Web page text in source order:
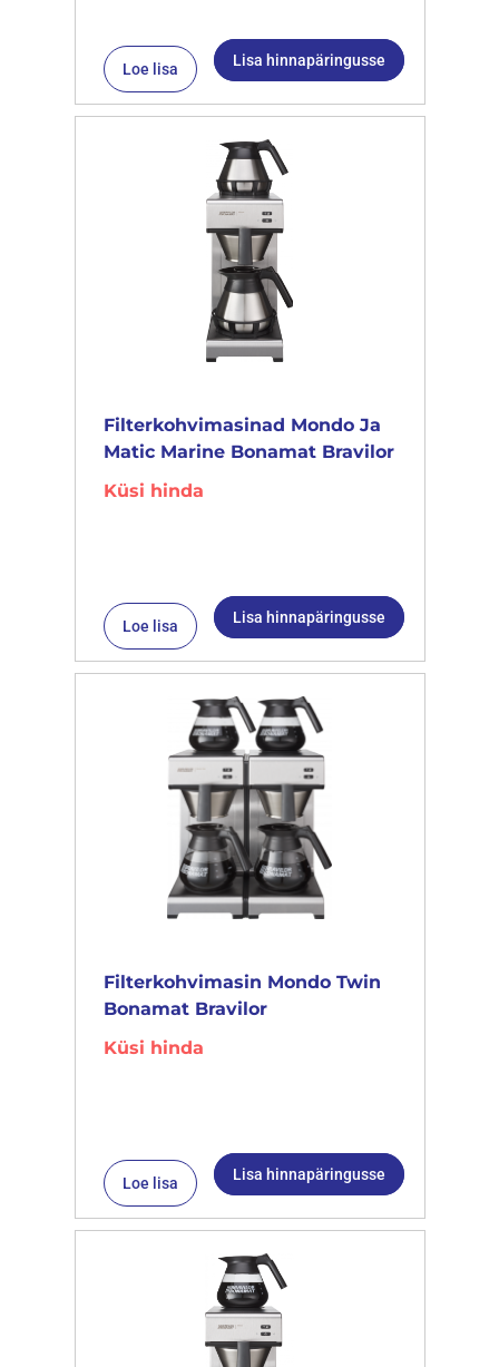
Loe lisa Lisa hinnapäringusse
Filterkohvimasinad Mondo Ja
Matic Marine Bonamat Bravilor
Küsi hinda
Loe lisa Lisa hinnapäringusse
Filterkohvimasin Mondo Twin
Bonamat Bravilor
Küsi hinda
Loe lisa Lisa hinnapäringusse